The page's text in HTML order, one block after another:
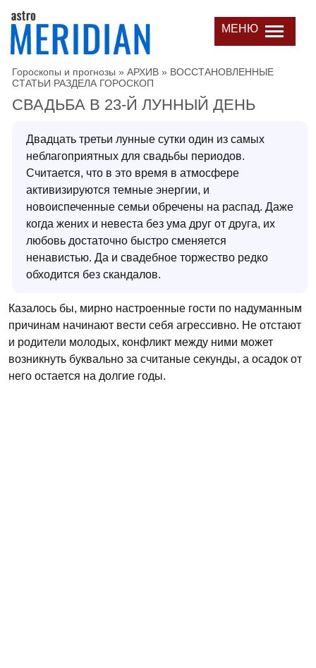
МЕНЮ
Гороскопы и прогнозы » АРХИВ » ВОССТАНОВЛЕННЫЕ
СТАТЬИ РАЗДЕЛА ГОРОСКОП
СВАДЬБА В 23-Й ЛУННЫЙ ДЕНЬ
Двадцать третьи лунные сутки один из самых
неблагоприятных для свадьбы периодов.
Считается, что в это время в атмосфере
активизируются темные энергии, и
новоиспеченные семьи обречены на распад. Даже
когда жених и невеста без ума друг от друга, их
любовь достаточно быстро сменяется
ненавистью. Да и свадебное торжество редко
обходится без скандалов.
Казалось бы, мирно настроенные гости по надуманным
причинам начинают вести себя агрессивно. Не отстают
и родители молодых, конфликт между ними может
возникнуть буквально за считаные секунды, а осадок от
него остается на долгие годы.